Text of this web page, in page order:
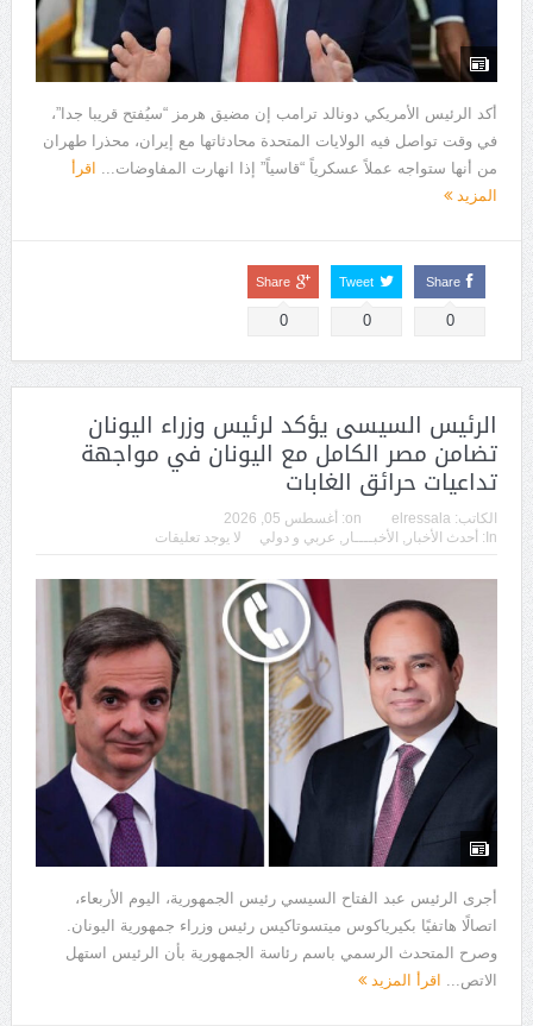
أكد الرئيس الأمريكي دونالد ترامب إن مضيق هرمز “سيُفتح قريبا جدا”،
في وقت تواصل فيه الولايات المتحدة محادثاتها مع إيران، محذرا طهران
من أنها ستواجه عملاً عسكرياً “قاسياً” إذا انهارت المفاوضات... اقرأ
المزيد
Share
0
Tweet
0
Share
0
الرئيس السيسى يؤكد لرئيس وزراء اليونان
تضامن مصر الكامل مع اليونان في مواجهة
تداعيات حرائق الغابات
الكاتب: elressala
on:
أغسطس 05, 2026
In:
أحدث الأخبار , الأخبــــار , عربي و دولي لا يوجد تعليقات
أجرى الرئيس عبد الفتاح السيسي رئيس الجمهورية، اليوم الأربعاء،
اتصالًا هاتفيًا بكيرياكوس ميتسوتاكيس رئيس وزراء جمهورية اليونان.
وصرح المتحدث الرسمي باسم رئاسة الجمهورية بأن الرئيس استهل
الاتص...
اقرأ المزيد